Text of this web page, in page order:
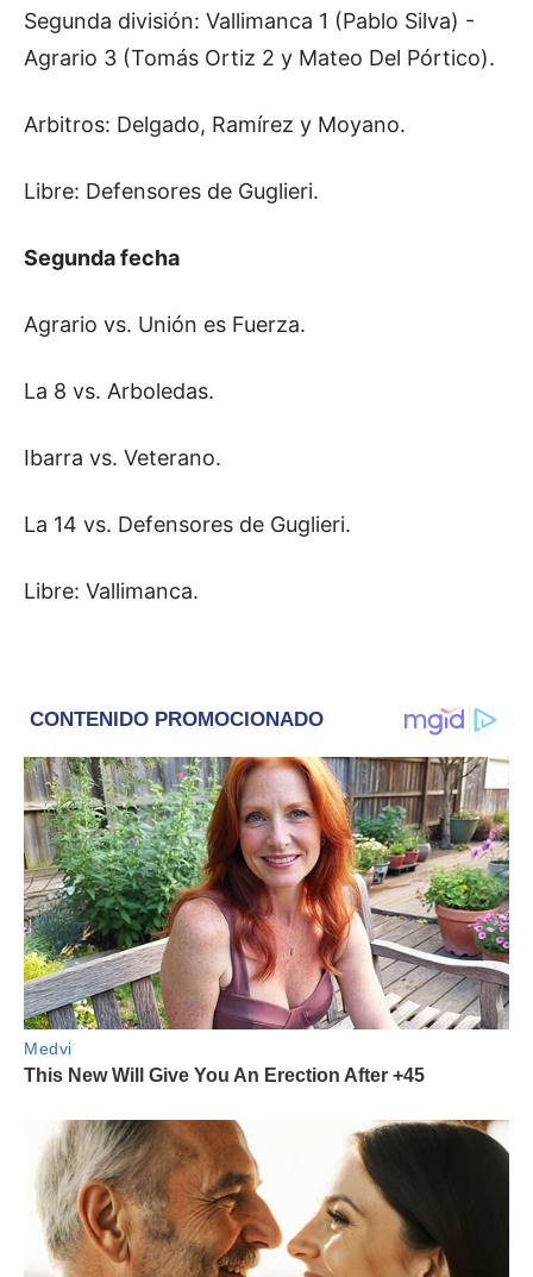
Segunda división: Vallimanca 1 (Pablo Silva) -
Agrario 3 (Tomás Ortiz 2 y Mateo Del Pórtico).
Arbitros: Delgado, Ramírez y Moyano.
Libre: Defensores de Guglieri.
Segunda fecha
Agrario vs. Unión es Fuerza.
La 8 vs. Arboledas.
Ibarra vs. Veterano.
La 14 vs. Defensores de Guglieri.
Libre: Vallimanca.